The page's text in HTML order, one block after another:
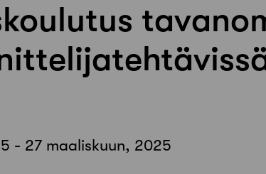
- 27 maaliskuun, 2025